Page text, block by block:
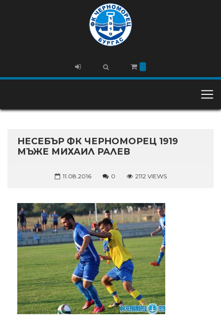
НЕСЕБЪР ФК ЧЕРНОМОРЕЦ 1919
МЪЖЕ МИХАИЛ РАЛЕВ
11.08.2016 0 2112 VIEWS